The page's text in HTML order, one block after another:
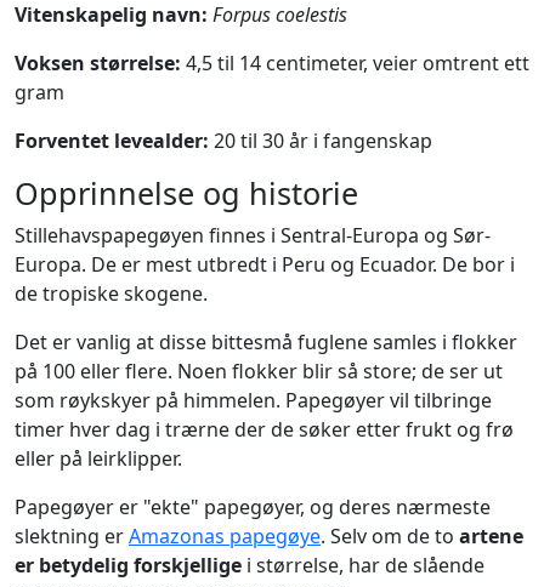
Vitenskapelig navn: Forpus coelestis
Voksen størrelse: 4,5 til 14 centimeter, veier omtrent ett
gram
Forventet levealder: 20 til 30 år i fangenskap
Opprinnelse og historie
Stillehavspapegøyen finnes i Sentral-Europa og Sør-
Europa. De er mest utbredt i Peru og Ecuador. De bor i
de tropiske skogene.
Det er vanlig at disse bittesmå fuglene samles i flokker
på 100 eller flere. Noen flokker blir så store; de ser ut
som røykskyer på himmelen. Papegøyer vil tilbringe
timer hver dag i trærne der de søker etter frukt og frø
eller på leirklipper.
Papegøyer er "ekte" papegøyer, og deres nærmeste
slektning erAmazonas papegøye. Selv om de to artene
er betydelig forskjellige i størrelse, har de slående